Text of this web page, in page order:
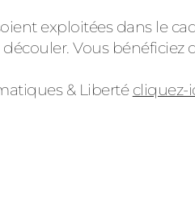
exploitées dans le
Vous bénéficiez
& Liberté cliquez-